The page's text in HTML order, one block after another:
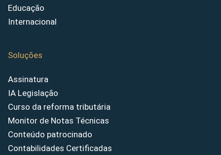
Educação
Internacional
Soluções
Assinatura
IA Legislação
Curso da reforma tributária
Monitor de Notas Técnicas
Conteúdo patrocinado
Contabilidades Certificadas